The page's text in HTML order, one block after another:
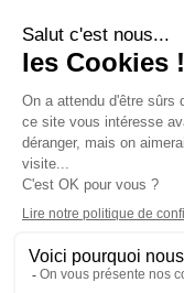
32 rue de Mogador
75 009 Paris
Nous suivre